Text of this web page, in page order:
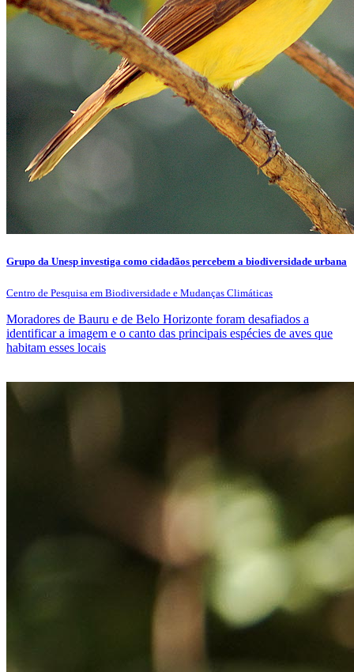
Grupo da Unesp investiga como cidadãos percebem a biodiversidade urbana
Centro de Pesquisa em Biodiversidade e Mudanças Climáticas
Moradores de Bauru e de Belo Horizonte foram desafiados a
identificar a imagem e o canto das principais espécies de aves que
habitam esses locais